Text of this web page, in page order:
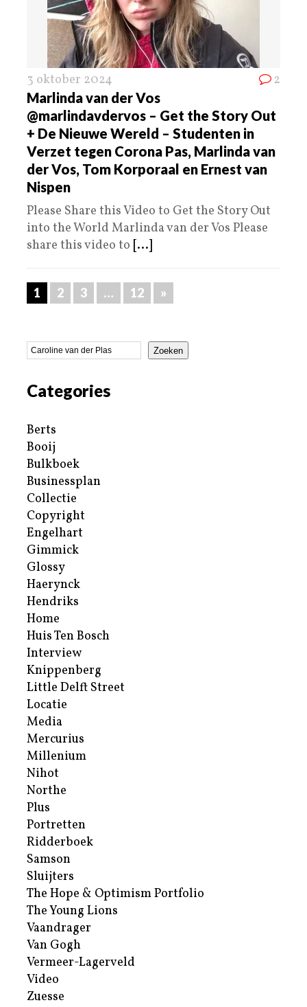
3 oktober 2024 2
Marlinda van der Vos
@marlindavdervos – Get the Story Out
+ De Nieuwe Wereld – Studenten in
Verzet tegen Corona Pas, Marlinda van
der Vos, Tom Korporaal en Ernest van
Nispen
Please Share this Video to Get the Story Out
into the World Marlinda van der Vos Please
share this video to [...]
1 2 3 … 12 »
Zoeken
Categories
Berts
Booij
Bulkboek
Businessplan
Collectie
Copyright
Engelhart
Gimmick
Glossy
Haerynck
Hendriks
Home
Huis Ten Bosch
Interview
Knippenberg
Little Delft Street
Locatie
Media
Mercurius
Millenium
Nihot
Northe
Plus
Portretten
Ridderboek
Samson
Sluijters
The Hope & Optimism Portfolio
The Young Lions
Vaandrager
Van Gogh
Vermeer-Lagerveld
Video
Zuesse